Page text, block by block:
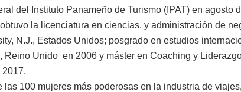
del Instituto Panameño de Turismo (IPAT) en agosto
la licenciatura en ciencias, y administración de
N.J., Estados Unidos; posgrado en estudios
Reino Unido en 2006 y máster en Coaching y
las 100 mujeres más poderosas en la industria de